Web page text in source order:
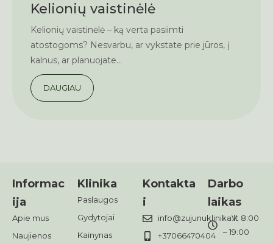
Kelionių vaistinėlė
Kelionių vaistinėlė – ką verta pasiimti
atostogoms? Nesvarbu, ar vykstate prie jūros, į
kalnus, ar planuojate...
DAUGIAU
Informac
ija
Apie mus
Naujienos
Klinika
Paslaugos
Gydytojai
Kainynas
Kontakta
i
info@zujunuklinika.lt
+37066470404
Darbo
laikas
I - V: 8:00
– 19:00